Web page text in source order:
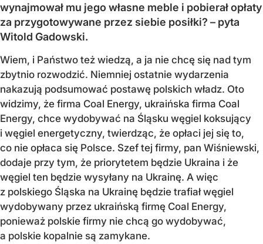
wynajmował mu jego własne meble i pobierał opłaty
za przygotowywane przez siebie posiłki? – pyta
Witold Gadowski.
Wiem, i Państwo też wiedzą, a ja nie chcę się nad tym
zbytnio rozwodzić. Niemniej ostatnie wydarzenia
nakazują podsumować postawę polskich władz. Oto
widzimy, że firma Coal Energy, ukraińska firma Coal
Energy, chce wydobywać na Śląsku węgiel koksujący
i węgiel energetyczny, twierdząc, że opłaci jej się to,
co nie opłaca się Polsce. Szef tej firmy, pan Wiśniewski,
dodaje przy tym, że priorytetem będzie Ukraina i że
węgiel ten będzie wysyłany na Ukrainę. A więc
z polskiego Śląska na Ukrainę będzie trafiał węgiel
wydobywany przez ukraińską firmę Coal Energy,
ponieważ polskie firmy nie chcą go wydobywać,
a polskie kopalnie są zamykane.